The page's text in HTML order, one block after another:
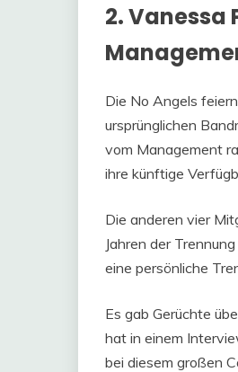
2. Vanessa
Die No Angels
ursprünglichen
vom Management
ihre künftige
Die anderen vier
Jahren der
eine persönliche
Es gab Gerüchte
hat in einem
bei diesem großen